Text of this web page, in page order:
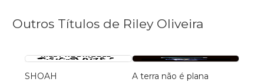
Outros Títulos de Riley Oliveira
SHOAH
A terra não é plana